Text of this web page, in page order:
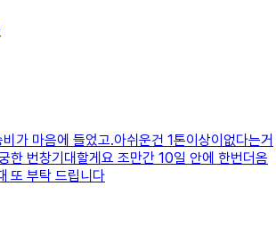
가 마음에 들었고.아쉬운건 1톤이상이없다는거
한 번창기대할게요 조만간 10일 안에 한번더옴
또 부탁 드립니다